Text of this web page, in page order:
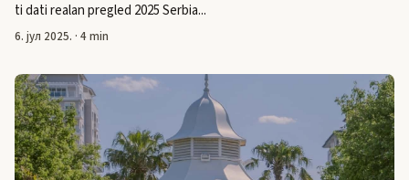
ti dati realan pregled 2025 Serbia...
6. јул 2025. · 4 min